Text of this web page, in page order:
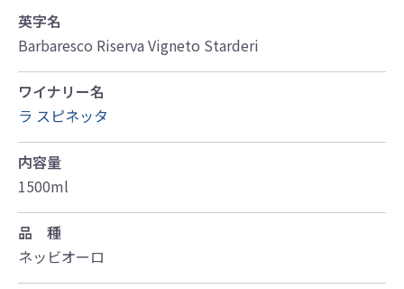
英字名
Barbaresco Riserva Vigneto Starderi
ワイナリー名
ラ スピネッタ
内容量
1500ml
品 種
ネッビオーロ